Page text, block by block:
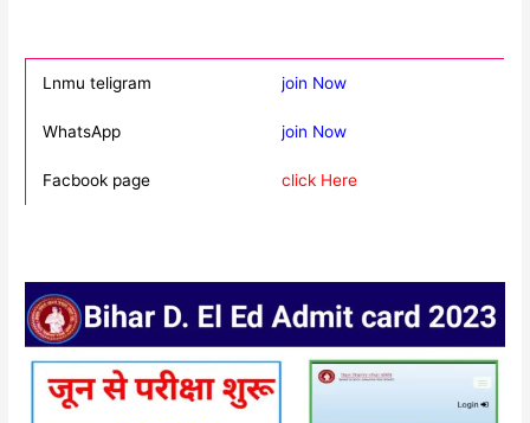
Lnmu teligram join Now
WhatsApp join Now
Facbook page click Here